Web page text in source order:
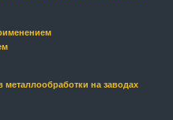
на заводах